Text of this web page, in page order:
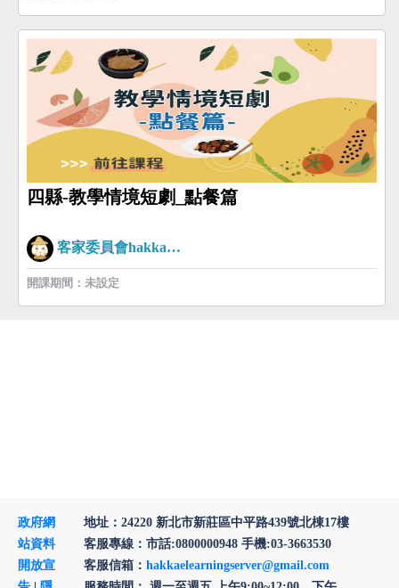
四縣-教學情境短劇_點餐篇
客家委員會hakkaman
開課期間：未設定
政府網
站資料
開放宣
地址：24220 新北市新莊區中平路439號北棟17樓
客服專線：市話:0800000948 手機:03-3663530
客服信箱： hakkaelearningserver@gmail.com